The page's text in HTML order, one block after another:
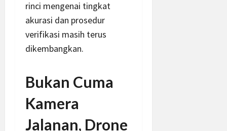
rinci mengenai tingkat
akurasi dan prosedur
verifikasi masih terus
dikembangkan.
Bukan Cuma
Kamera
Jalanan, Drone